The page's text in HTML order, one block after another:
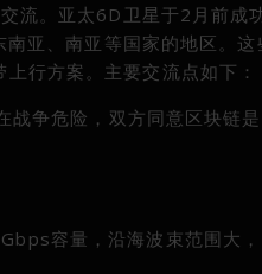
流。亚太6D卫星于2月前成
亚、南亚等国家的地区。这
行方案。主要交流点如下：
战争危险，双方同意区块链
容量，沿海波束范围大